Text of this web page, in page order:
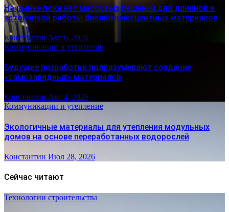
На рынке пока нет массовых решений для длинной и
устойчивой работы биолюминесцентных материалов
Константин Авг 6, 2026
Коммуникации и утепление
Будущие разработки подразумевают создание
«самозарядных» материалов
Константин Авг 4, 2026
Коммуникации и утепление
Экологичные материалы для утепления модульных
домов на основе переработанных водорослей
Константин Июл 28, 2026
Сейчас читают
Технологии строительства